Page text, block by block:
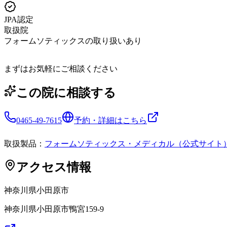
JPA認定
取扱院
フォームソティックスの取り扱いあり
まずはお気軽にご相談ください
この院に相談する
0465-49-7615 予約・詳細はこちら
取扱製品： フォームソティックス・メディカル（公式サイト
アクセス情報
神奈川県小田原市
神奈川県小田原市鴨宮159-9